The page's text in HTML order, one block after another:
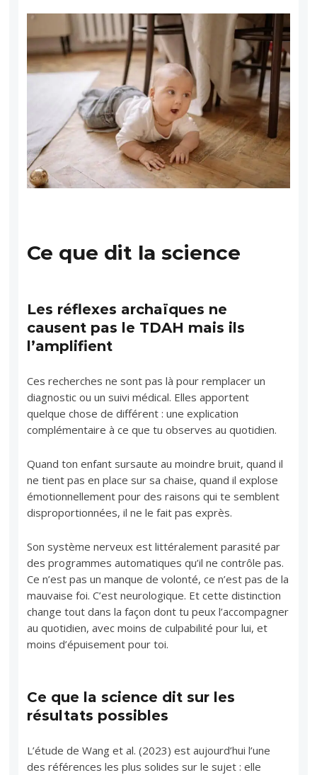
Ce que dit la science
Les réflexes archaïques ne
causent pas le TDAH mais ils
l’amplifient
Ces recherches ne sont pas là pour remplacer un
diagnostic ou un suivi médical. Elles apportent
quelque chose de différent : une explication
complémentaire à ce que tu observes au quotidien.
Quand ton enfant sursaute au moindre bruit, quand il
ne tient pas en place sur sa chaise, quand il explose
émotionnellement pour des raisons qui te semblent
disproportionnées, il ne le fait pas exprès.
Son système nerveux est littéralement parasité par
des programmes automatiques qu’il ne contrôle pas.
Ce n’est pas un manque de volonté, ce n’est pas de la
mauvaise foi. C’est neurologique. Et cette distinction
change tout dans la façon dont tu peux l’accompagner
au quotidien, avec moins de culpabilité pour lui, et
moins d’épuisement pour toi.
Ce que la science dit sur les
résultats possibles
L’étude de Wang et al. (2023) est aujourd’hui l’une
des références les plus solides sur le sujet : elle